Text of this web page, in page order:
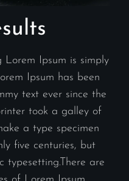
Ipsum is simply
Ipsum has been
text ever since the
took a galley of
a type specimen
five centuries, but
typesetting.There are